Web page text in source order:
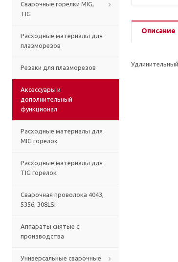
Сварочные горелки MIG,
TIG
Расходные материалы для
плазморезов
Резаки для плазморезов
Аксессуары и
дополнительный
функционал
Расходные материалы для
MIG горелок
Расходные материалы для
TIG горелок
Сварочная проволока 4043,
5356, 308LSi
Аппараты снятые с
производства
Универсальные сварочные
Описание